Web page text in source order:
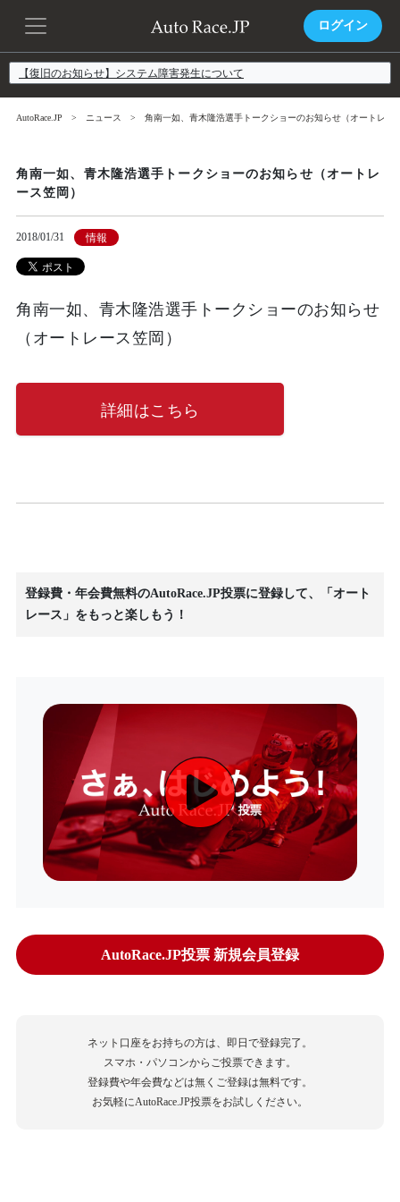
ログイン
【復旧のお知らせ】システム障害発生について
AutoRace.JP ニュース 角南一如、青木隆浩選手トークショーのお知らせ（オートレー
角南一如、青木隆浩選手トークショーのお知らせ（オートレ
ース笠岡）
2018/01/31 情報
角南一如、青木隆浩選手トークショーのお知らせ
（オートレース笠岡）
詳細はこちら
登録費・年会費無料のAutoRace.JP投票に登録して、「オート
レース」をもっと楽しもう！
AutoRace.JP投票 新規会員登録
ネット口座をお持ちの方は、即日で登録完了。
スマホ・パソコンからご投票できます。
登録費や年会費などは無くご登録は無料です。
お気軽にAutoRace.JP投票をお試しください。